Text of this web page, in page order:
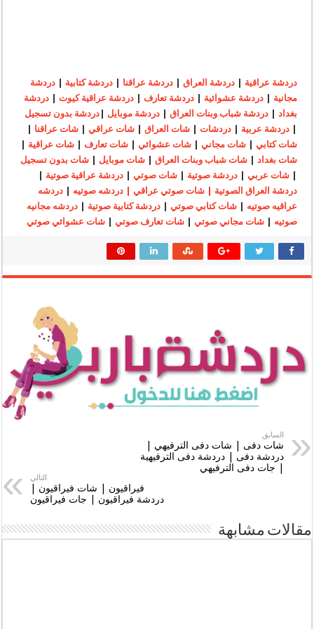
دردشة عراقية دردشة العراق |دردشة عراقنا دردشة كتابية |دردشة
مجانية |دردشة عشوائية |دردشة تعارف |دردشة عراقية كيوت |دردشة
بغداد
|دردشة شباب وبنات العراق |دردشة موبايل |دردشة بدون تسجيل
|دردشة عربية |دردشات |شات العراق |شات عراقي |شات عراقنا
شات كتابي |شات مجاني |شات عشوائي |شات تعارف |شات عراقية
شات بغداد |شات شباب وبنات العراق |شات موبايل |شات بدون تسجيل
|شات عربي |دردشة صوتية |شات صوتي |دردشة عراقية صوتية
دردشة العراق الصوتية | شات صوتي عراقي | دردشه صوتيه |دردشه
عراقيه صوتيه |شات كتابي صوتي |دردشة كتابية صوتية |دردشه مجانيه
صوتيه |شات مجاني صوتي |شات تعارف صوتي |شات عشوائي صوتي
السابق
شات دفى | شات دفى الترفيهي |
دردشة دفى | دردشة دفى الترفيهية
| جات دفى الترفيهي
التالي
فيراقيون | شات فيراقيون |
دردشة فيراقيون | جات فيراقيون
مقالات مشابهة